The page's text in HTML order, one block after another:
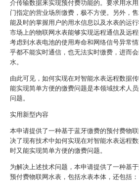
介传输数据来实现预付费功能的。要求用水
门指定的营业场所缴费，极不方便。另外，
能及时的掌握用户的用水信息以及水表的运
市场上的物联网水表能够实现远程通信及远
考虑到水表电池的使用寿命和网络信号异常
乎都不能实时通信，也无法实时缴费，进而
水。
由此可见，如何实现在对智能水表远程数据
能实现简单方便的缴费问题是本领域技术人
问题。
实用新型内容
本申请提供了一种基于蓝牙缴费的预付费物
决了现有技术中如何实现在对智能水表远程
时又能实现简单方便的缴费问题。
为解决上述技术问题，本申请提供了一种基
预付费物联网水表，包括水表本体，还包括：